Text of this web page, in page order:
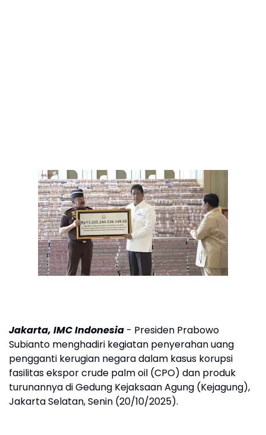
Jakarta, IMC Indonesia - Presiden Prabowo
Subianto menghadiri kegiatan penyerahan uang
pengganti kerugian negara dalam kasus korupsi
fasilitas ekspor crude palm oil (CPO) dan produk
turunannya di Gedung Kejaksaan Agung (Kejagung),
Jakarta Selatan, Senin (20/10/2025).